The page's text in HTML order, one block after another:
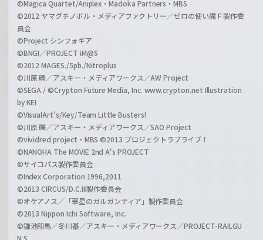
©Magica Quartet/Aniplex・Madoka Partners・MBS
©2012 ヤマグチノボル・メディアファクトリー／ゼロの使い魔Ｆ製作委
員会
©Project シンフォギア
©BNGI／PROJECT iM@S
©2012 MAGES./5pb./Nitroplus
©川原 礫／アスキー・メディアワークス／AW Project
©SEGA / ©Crypton Future Media, Inc. www.crypton.net Illustration
by KEI
©VisualArt's/Key/Team Little Busters!
©川原 礫／アスキー・メディアワークス／SAO Project
©vividred project・MBS ©2013 プロジェクトラブライブ！
©NANOHA The MOVIE 2nd A's PROJECT
©サイコパス製作委員会
©Index Corporation 1996,2011
©2013 CIRCUS/D.C.III製作委員会
©オケアノス／「翠星のガルガンティア」製作委員会
©2013 Nippon Ichi Software, Inc.
©鎌池和馬／冬川基／アスキー・メディアワークス／PROJECT-RAILGU
N S